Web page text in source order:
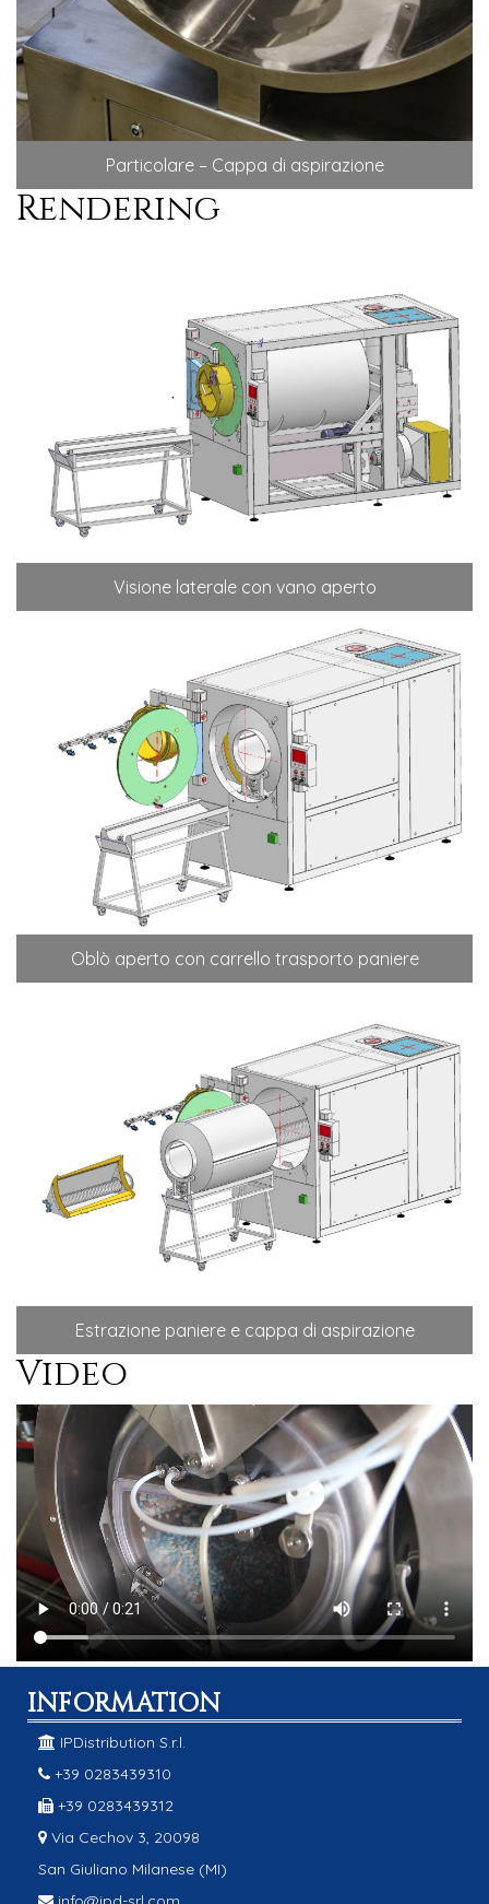
Particolare – Cappa di aspirazione
Rendering
Visione laterale con vano aperto
Oblò aperto con carrello trasporto paniere
Estrazione paniere e cappa di aspirazione
Video
INFORMATION
IPDistribution S.r.l.
+39 0283439310
+39 0283439312
Via Cechov 3, 20098
San Giuliano Milanese (MI)